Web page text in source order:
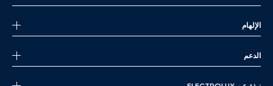
الإلهام
الدعم